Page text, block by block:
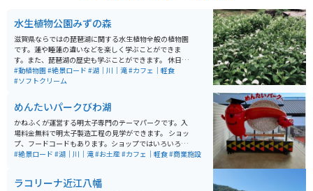
水生植物公園みずの森
滋賀県ならではの琵琶湖に関する水生植物全般の植物園
です。蓮や睡蓮の違いなどを楽しく学ぶことができま
す。また、琵琶湖の歴史も学ぶことができます。 休日に
は市民による演奏会なども開催されており、恋人の聖地
にも認定されています。ゆるいお散歩デートにも最適な
#動植物園#絶景ロード #湖｜川｜滝#カフェ｜軽食
#ソフトクリーム
めんたいパークびわ湖
かねふくが運営する明太子専門のテーマパークです。入
場料金無料で明太子製造工程の見学ができます。 ショッ
プ、フードコードもあります。ショップではいろいろな
種類の明太子や明太子の加工品を購入することができま
#絶景ロード #湖｜川｜滝#お土産#カフェ｜軽食#商業施設
ラコリーナ近江八幡